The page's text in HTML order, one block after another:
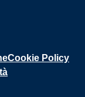
Cookie Policy